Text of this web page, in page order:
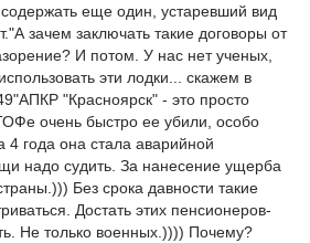
еще один, устаревший вид
зачем заключать такие договоры от
И потом. У нас нет ученых,
эти лодки... скажем в
"Красноярск" - это просто
очень быстро ее убили, особо
года она стала аварийной
надо судить. За нанесение ущерба
Без срока давности такие
Достать этих пенсионеров-
Не только военных.)))) Почему?